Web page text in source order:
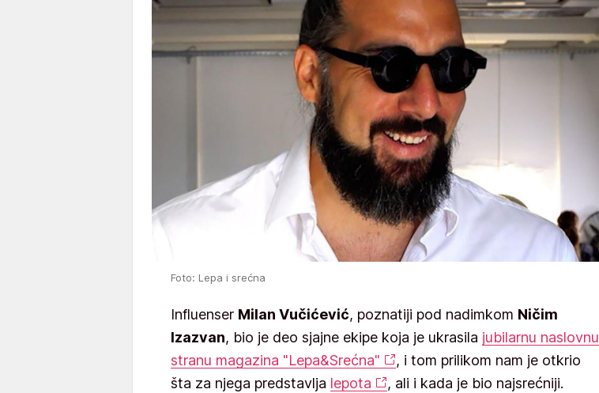
Foto: Lepa i srećna
Influenser Milan Vučićević, poznatiji pod nadimkom Ničim
Izazvan, bio je deo sjajne ekipe koja je ukrasila jubilarnu naslovnu
stranu magazina "Lepa&Srećna"
, i tom prilikom nam je otkrio
šta za njega predstavlja lepota , ali i kada je bio najsrećniji.